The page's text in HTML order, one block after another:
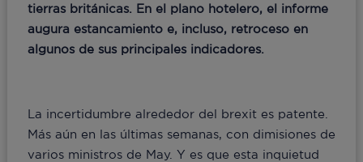
tierras británicas. En el plano hotelero, el informe
augura estancamiento e, incluso, retroceso en
algunos de sus principales indicadores.
La incertidumbre alrededor del brexit es patente.
Más aún en las últimas semanas, con dimisiones de
varios ministros de May. Y es que esta inquietud